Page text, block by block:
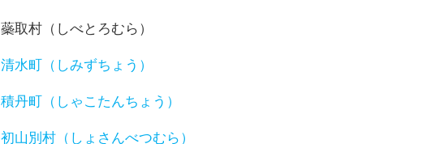
蘂取村（しべとろむら）
清水町（しみずちょう）
積丹町（しゃこたんちょう）
初山別村（しょさんべつむら）